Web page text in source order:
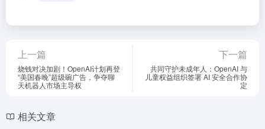
上一篇
烧钱对决加剧！OpenAI计划再登
“美国春晚”超级碗广告，争夺聊
天机器人市场主导权
下一篇
共同守护未成年人：OpenAI 与
儿童权益组织签署 AI 安全合作协
定
相关文章